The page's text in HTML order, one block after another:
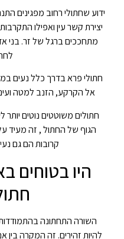
ידוע שחתולי רחוב מפגינים
יצירת קשר עין ואפילו
מתחככים ברגל של זר. בני
חתולי פרא בדרך כלל נעים
אל הקרקע, הזנב למטה
חתולים משוטטים נוטים
הגוף של החתול , זה מעיד
קרובות הם גם
היו בטוחים
השורה התחתונה
להיות זהירים. זה המקרה